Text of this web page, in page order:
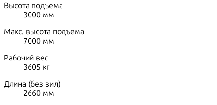
Высота подъема
3000 мм
Макс. высота подъема
7000 мм
Рабочий вес
3605 кг
Длина (без вил)
2660 мм